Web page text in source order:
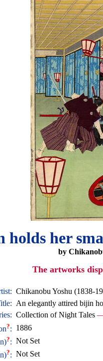
her
by
The artworks
Chikanobu Yoshu (1838-
An elegantly attired bijin
Collection of Night Tales
?: 1886
?: Not Set
?: Not Set